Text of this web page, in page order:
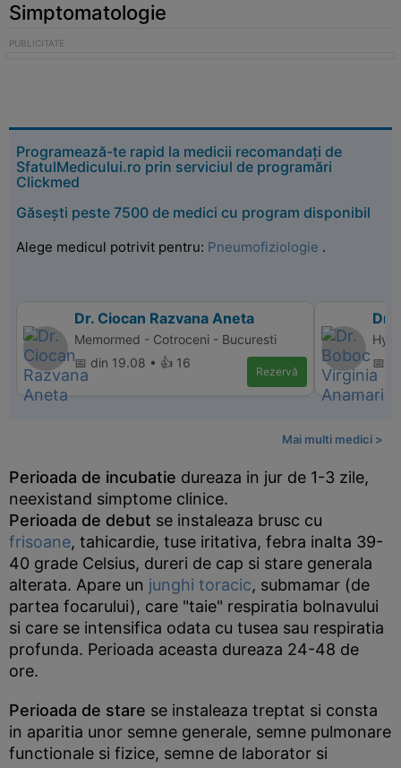
Simptomatologie
Programează-te rapid la medicii recomandați de
SfatulMedicului.ro prin serviciul de programări
Clickmed
Găsești peste 7500 de medici cu program disponibil
Alege medicul potrivit pentru: Pneumofiziologie .
Dr. Ciocan Razvana Aneta
Memormed - Cotroceni - Bucuresti
📅 din 19.08 • 👍 16
Rezervă
Dr.
📅
Mai multi medici >
Perioada de incubatie dureaza in jur de 1-3 zile,
neexistand simptome clinice.
Perioada de debut se instaleaza brusc cu
frisoane, tahicardie, tuse iritativa, febra inalta 39-
40 grade Celsius, dureri de cap si stare generala
alterata. Apare un junghi toracic, submamar (de
partea focarului), care "taie" respiratia bolnavului
si care se intensifica odata cu tusea sau respiratia
profunda. Perioada aceasta dureaza 24-48 de
ore.
Perioada de stare se instaleaza treptat si consta
in aparitia unor semne generale, semne pulmonare
functionale si fizice, semne de laborator si